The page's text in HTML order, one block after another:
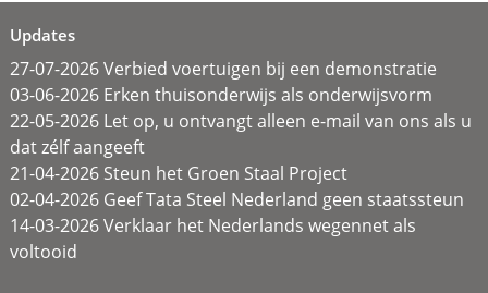
Updates
27-07-2026 Verbied voertuigen bij een demonstratie
03-06-2026 Erken thuisonderwijs als onderwijsvorm
22-05-2026 Let op, u ontvangt alleen e-mail van ons als u
dat zélf aangeeft
21-04-2026 Steun het Groen Staal Project
02-04-2026 Geef Tata Steel Nederland geen staatssteun
14-03-2026 Verklaar het Nederlands wegennet als
voltooid